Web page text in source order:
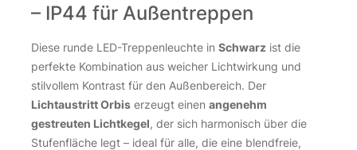
– IP44 für Außentreppen
Diese runde LED-Treppenleuchte in Schwarz ist die
perfekte Kombination aus weicher Lichtwirkung und
stilvollem Kontrast für den Außenbereich. Der
Lichtaustritt Orbis erzeugt einen angenehm
gestreuten Lichtkegel, der sich harmonisch über die
Stufenfläche legt – ideal für alle, die eine blendfreie,